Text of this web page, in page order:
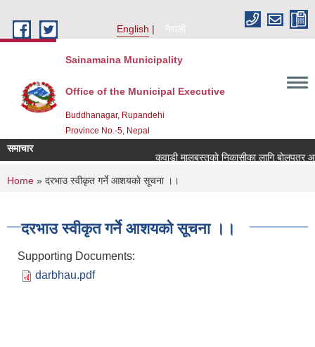
English
नेपाली
Sainamaina Municipality
Office of the Municipal Executive
Buddhanagar, Rupandehi
Province No.-5, Nepal
समाचार
कवाडी मालबस्तुकाे निकासीका लागि बाेलपत्र
You are here
Home » दरभाउ स्वीकृत गर्ने आशयकाे सूचना ।।
दरभाउ स्वीकृत गर्ने आशयकाे सूचना ।।
Supporting Documents:
darbhau.pdf